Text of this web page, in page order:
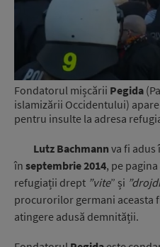
Fondatorul mișcării Pegida
islamizării Occidentului)
pentru insulte la adresa
Lutz Bachmann va fi
în septembrie 2014, pe pagina
refugiații drept ”vite” și
procurorilor germani aceasta
atingere adusă demnității.